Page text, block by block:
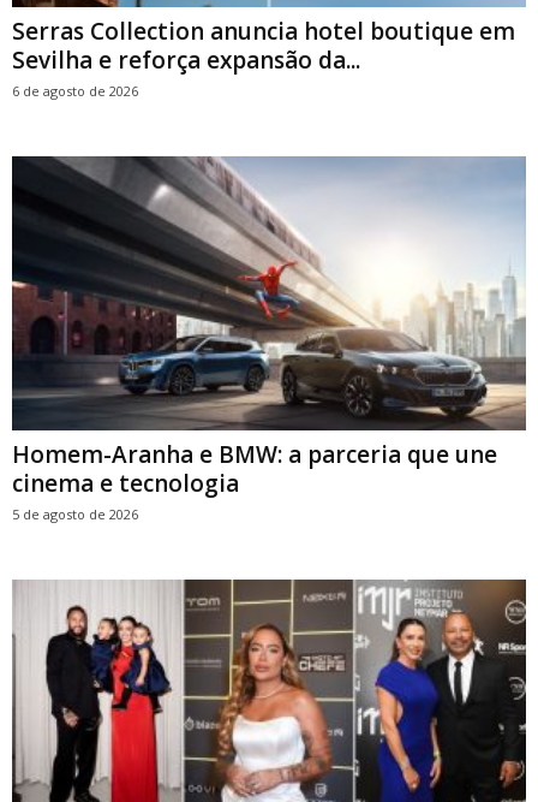
Serras Collection anuncia hotel boutique em
Sevilha e reforça expansão da...
6 de agosto de 2026
Homem-Aranha e BMW: a parceria que une
cinema e tecnologia
5 de agosto de 2026